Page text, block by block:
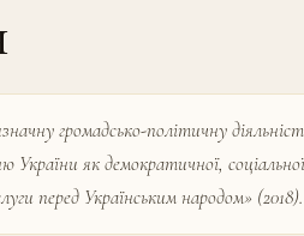
громадсько-політичну
як демократичної,
перед Українським народом» (2018).